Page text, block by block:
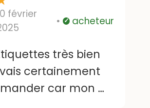
février
Vérifié
acheteur
très bien
car mon m